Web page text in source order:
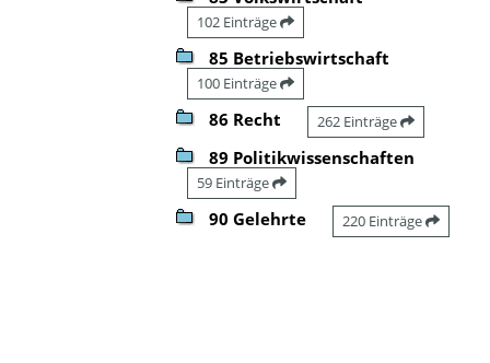
102 Einträge
85 Betriebswirtschaft
100 Einträge
86 Recht 262 Einträge
89 Politikwissenschaften
59 Einträge
90 Gelehrte 220 Einträge